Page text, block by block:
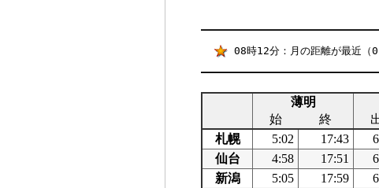
08時12分：月の距離が最近
薄明
始
終
札幌
5:02 17:43
仙台
4:58 17:51
新潟
5:05 17:59